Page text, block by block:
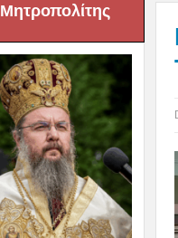
Μητροπολίτης